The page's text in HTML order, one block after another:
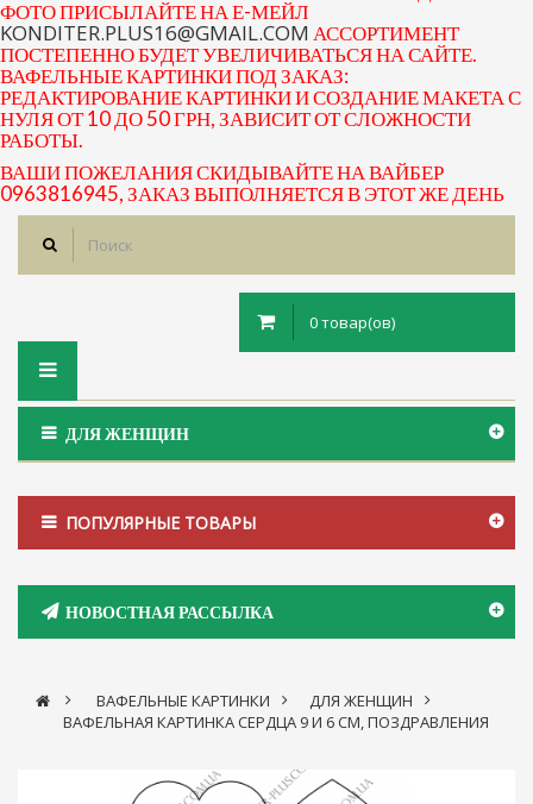
ФОТО ПРИСЫЛАЙТЕ НА Е-МЕЙЛ
KONDITER.PLUS16@GMAIL.COM АССОРТИМЕНТ
ПОСТЕПЕННО БУДЕТ УВЕЛИЧИВАТЬСЯ НА САЙТЕ.
ВАФЕЛЬНЫЕ КАРТИНКИ ПОД ЗАКАЗ:
РЕДАКТИРОВАНИЕ КАРТИНКИ И СОЗДАНИЕ МАКЕТА С
НУЛЯ ОТ 10 ДО 50 ГРН, ЗАВИСИТ ОТ СЛОЖНОСТИ
РАБОТЫ.
ВАШИ ПОЖЕЛАНИЯ СКИДЫВАЙТЕ НА ВАЙБЕР
0963816945, ЗАКАЗ ВЫПОЛНЯЕТСЯ В ЭТОТ ЖЕ ДЕНЬ
0 товар(ов)
Toggle
ДЛЯ ЖЕНЩИН
ПОПУЛЯРНЫЕ ТОВАРЫ
НОВОСТНАЯ РАССЫЛКА
> ВАФЕЛЬНЫЕ КАРТИНКИ >
ДЛЯ ЖЕНЩИН
ВАФЕЛЬНАЯ КАРТИНКА СЕРДЦА 9 И 6 СМ, ПОЗДРАВЛЕНИЯ